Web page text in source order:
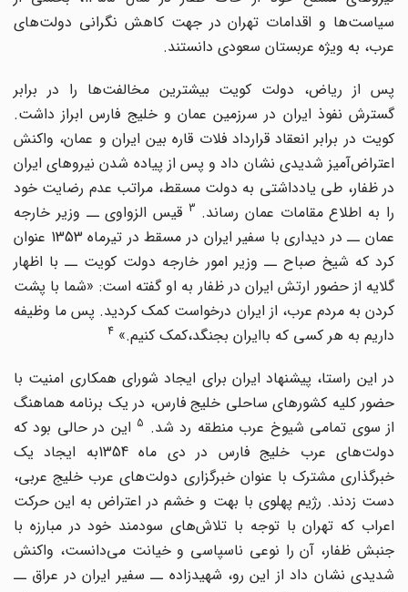
سیاست‌ها و اقدامات تهران در جهت کاهش نگرانی دولت‌های
عرب، به ویژه عربستان سعودی دانستند.
پس از ریاض، دولت کویت بیشترین مخالفت‌ها را در برابر
گسترش نفوذ ایران در سرزمین عمان و خلیج فارس ابراز داشت.
کویت در برابر انعقاد قرارداد فلات قاره بین ایران و عمان، واکنش
اعتراض‌آمیز شدیدی نشان داد و پس از پیاده شدن نیروهای ایران
در ظفار، طی یادداشتی به دولت مسقط، مراتب عدم رضایت خود
را به اطلاع مقامات عمان رساند.3 قیس الزواوی ــ وزیر خارجه
عمان ــ در دیداری با سفیر ایران در مسقط در تیرماه 1353 عنوان
کرد که شیخ صباح ــ وزیر امور خارجه دولت کویت ــ با اظهار
گلایه از حضور ارتش ایران در ظفار به او گفته است: «شما با پشت
کردن به مردم عرب، از ایران درخواست کمک کردید. پس ما وظیفه
داریم به هر کسی که باایران بجنگد،کمک کنیم.»4
در این راستا، پیشنهاد ایران برای ایجاد شورای همکاری امنیت با
حضور کلیه کشورهای ساحلی خلیج فارس، در یک برنامه هماهنگ
از سوی تمامی شیوخ عرب منطقه رد شد.5
این در حالی بود که
دولت‌های عرب خلیج فارس در دی ماه 1354به ایجاد یک
خبرگذاری مشترک با عنوان خبرگزاری دولت‌های عرب خلیج عربی،
دست زدند. رژیم پهلوی با بهت و خشم در اعتراض به این حرکت
اعراب که تهران با توجه با تلاش‌های سودمند خود در مبارزه با
جنبش ظفار، آن را نوعی ناسپاسی و خیانت می‌دانست، واکنش
شدیدی نشان داد از این رو، شهیدزاده ــ سفیر ایران در عراق ــ